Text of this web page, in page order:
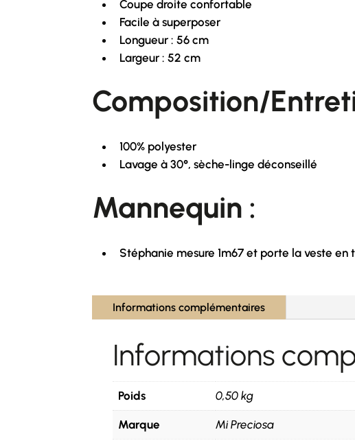
Coupe droite confortable
Facile à superposer
Longueur : 56 cm
Largeur : 52 cm
Composition/
100% polyester
Lavage à 30°, sèche-linge déconseillé
Mannequin :
Stéphanie mesure 1m67 et porte la veste en
Informations complémentaires
Informations
Poids 0,50 kg
Marque Mi Preciosa